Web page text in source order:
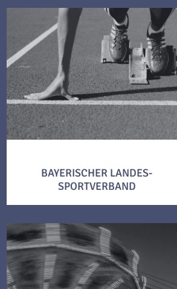
BAYERISCHER LANDES-
SPORTVERBAND